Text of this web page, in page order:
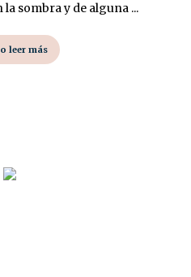
sombra y de alguna ...
leer más